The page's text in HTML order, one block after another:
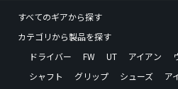
すべてのギアから探す
カテゴリから製品を探す
ドライバー
FW UT アイアン
シャフト
グリップ シューズ ア